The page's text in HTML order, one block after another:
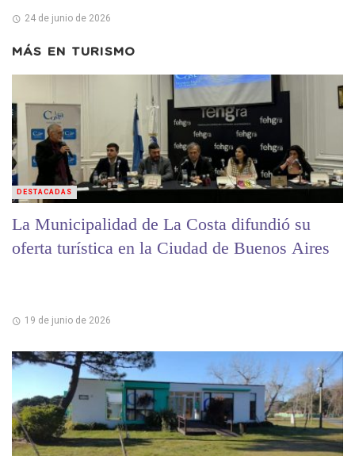
24 de junio de 2026
MÁS EN TURISMO
La Municipalidad de La Costa difundió su
oferta turística en la Ciudad de Buenos Aires
19 de junio de 2026
DESTACADAS